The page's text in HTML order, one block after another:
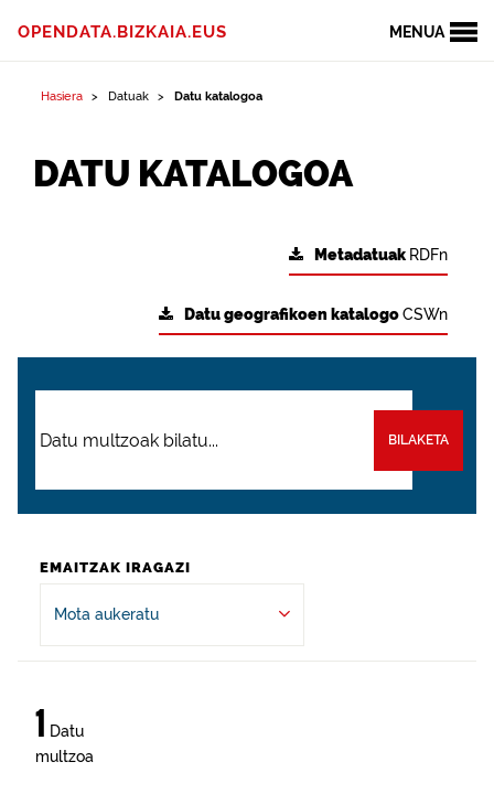
MENUA
OPENDATA.BIZKAIA.EUS
Hasiera Datuak Datu katalogoa
DATU KATALOGOA
Metadatuak RDFn
Datu geografikoen katalogoCSWn
BILAKETA
EMAITZAK IRAGAZI
Mota aukeratu
1 Datu
multzoa